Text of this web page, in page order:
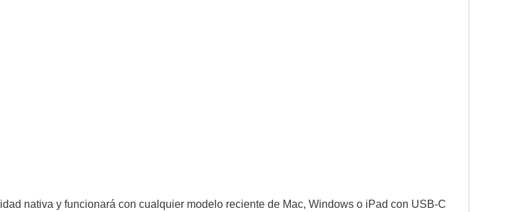
nativa y funcionará con cualquier modelo reciente de Mac, Windows o iPad con USB-C